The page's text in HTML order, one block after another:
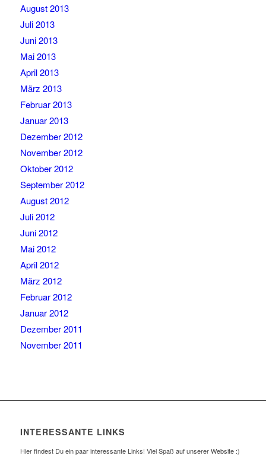
August 2013
Juli 2013
Juni 2013
Mai 2013
April 2013
März 2013
Februar 2013
Januar 2013
Dezember 2012
November 2012
Oktober 2012
September 2012
August 2012
Juli 2012
Juni 2012
Mai 2012
April 2012
März 2012
Februar 2012
Januar 2012
Dezember 2011
November 2011
INTERESSANTE LINKS
Hier findest Du ein paar interessante Links! Viel Spaß auf unserer Website :)